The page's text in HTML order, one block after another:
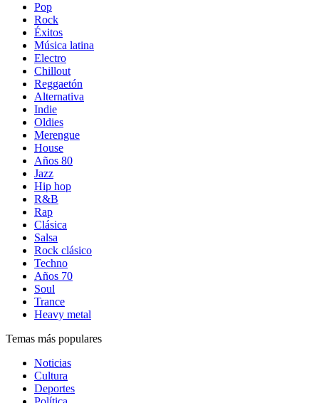
Pop
Rock
Éxitos
Música latina
Electro
Chillout
Reggaetón
Alternativa
Indie
Oldies
Merengue
House
Años 80
Jazz
Hip hop
R&B
Rap
Clásica
Salsa
Rock clásico
Techno
Años 70
Soul
Trance
Heavy metal
Temas más populares
Noticias
Cultura
Deportes